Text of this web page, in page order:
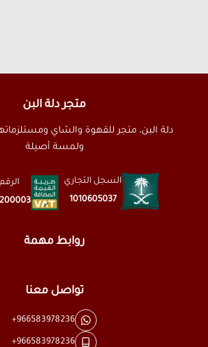
متجر دلة البن
دلة البن، متجر للقهوة والشاي
ولمسة أصيلة
السجل التجاري
1010605037
روابط مهمة
تواصل معنا
+966583978236
+966583978236